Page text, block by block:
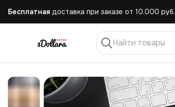
Бесплатная доставка при заказе от 10.000 руб.